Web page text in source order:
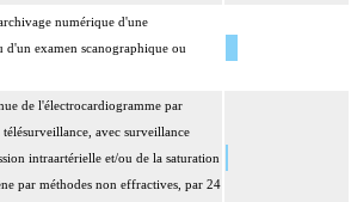
numérique d'une
d'un examen scanographique ou
de l'électrocardiogramme par
avec surveillance
intraartérielle et/ou de la saturation
par méthodes non effractives, par 24